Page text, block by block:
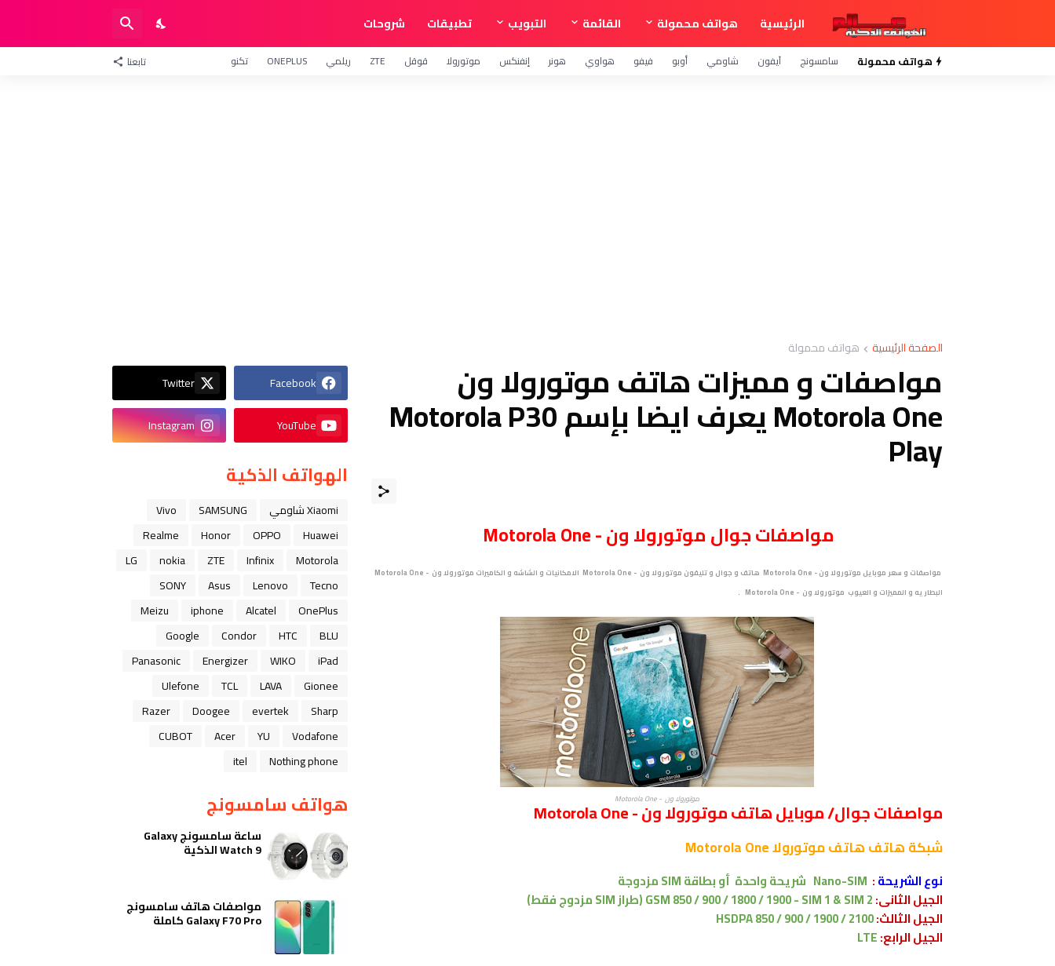
الرئيسية هواتف محمولة القائمة التبويب تطبيقات شروحات
هواتف محمولة سامسونج آيفون شاومي أوبو فيفو هواوي هونر إنفنكس موتورولا قوقل ZTE ريلمي ONEPLUS تكنو تابعنا
الصفحة الرئيسية هواتف محمولة
مواصفات و مميزات هاتف موتورولا ون
Motorola One يعرف ايضا بإسم Motorola P30
Play
مواصفاتجوالموتورولا ون - Motorola One
البطاريه و المميزات و العيوب موتورولا ون - Motorola One .
موتورولا ون - Motorola One
مواصفات جوال/ موبايل هاتف موتورولا ون - Motorola One
شبكةهاتف هاتف موتورولا Motorola One
نوع الشريحة:
Nano-SIM شريحة واحدة أو بطاقة SIM مزدوجة
الجيل الثانى:GSM 850 / 900 / 1800 / 1900 - SIM 1 & SIM 2 (طراز SIM مزدوج فقط)
الجيل الثالث:HSDPA 850 / 900 / 1900 / 2100
الجيل الرابع:LTE
Facebook
Twitter
YouTube
Instagram
الهواتف الذكية
Xiaomi شاومي SAMSUNG
Vivo
Huawei
OPPO
Honor
Realme
Motorola
Infinix
ZTE
nokia
LG
Tecno
Lenovo
Asus
SONY
OnePlus
Alcatel
iphone
Meizu
BLU
HTC
Condor
Google
iPad
WIKO
Energizer
Panasonic
Gionee
LAVA
TCL
Ulefone
Sharp
evertek
Doogee
Razer
Vodafone
YU
Acer
CUBOT
Nothing phone
itel
هواتف سامسونج
ساعة سامسونج Galaxy
Watch 9 الذكية
مواصفات هاتف سامسونج
Galaxy F70 Pro كاملة